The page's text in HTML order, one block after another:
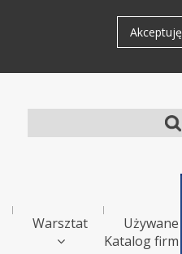
Akceptuję
Warsztat
Używane
Katalog firm